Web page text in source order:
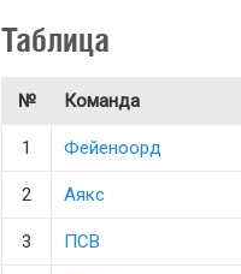
Таблица
№ Команда
1 Фейеноорд
2 Аякс
3 ПСВ